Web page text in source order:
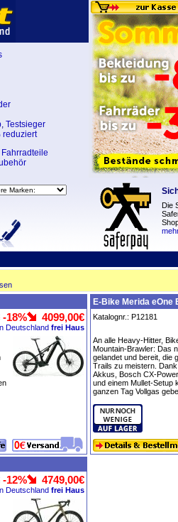
, Testsieger
reduziert
Fahrradteile
Die
-18% 4099,00€
Deutschland frei Haus
E-Bike Merida eOne
Katalognr.: P12181
An alle Heavy-Hitter,
Mountain-Brawler: Das
gelandet und bereit, die
Trails zu meistern.
Akkus, Bosch CX-
und einem Mullet-Setup
ganzen Tag Vollgas
-12% 4749,00€
Deutschland frei Haus